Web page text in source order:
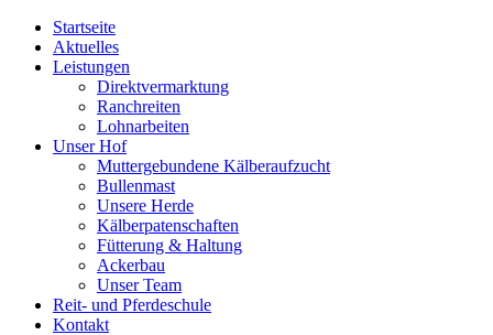
Startseite
Aktuelles
Leistungen
Direktvermarktung
Ranchreiten
Lohnarbeiten
Unser Hof
Muttergebundene Kälberaufzucht
Bullenmast
Unsere Herde
Kälberpatenschaften
Fütterung & Haltung
Ackerbau
Unser Team
Reit- und Pferdeschule
Kontakt